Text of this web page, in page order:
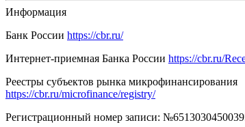
Информация
Банк России https://cbr.ru/
Интернет-приемная Банка России https://cbr.ru/
Реестры субъектов рынка микрофинансирования
https://cbr.ru/microfinance/registry/
Регистрационный номер записи: